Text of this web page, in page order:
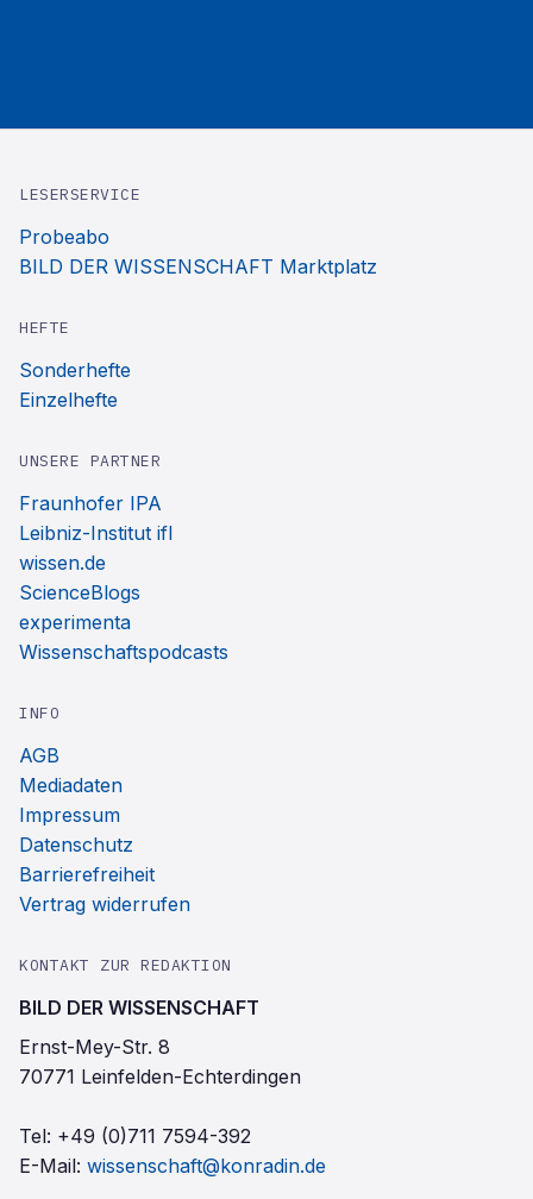
LESERSERVICE
Probeabo
BILD DER WISSENSCHAFT Marktplatz
HEFTE
Sonderhefte
Einzelhefte
UNSERE PARTNER
Fraunhofer IPA
Leibniz-Institut ifl
wissen.de
ScienceBlogs
experimenta
Wissenschaftspodcasts
INFO
AGB
Mediadaten
Impressum
Datenschutz
Barrierefreiheit
Vertrag widerrufen
KONTAKT ZUR REDAKTION
BILD DER WISSENSCHAFT
Ernst-Mey-Str. 8
70771 Leinfelden-Echterdingen
Tel: +49 (0)711 7594-392
E-Mail: wissenschaft@konradin.de